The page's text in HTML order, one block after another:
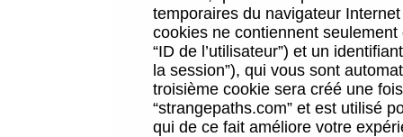
temporaires du navigateur
cookies ne contiennent
“ID de l’utilisateur”) et un
la session”), qui vous sont
troisième cookie sera créé une
“strangepaths.com” et est utilisé
qui de ce fait améliore votre